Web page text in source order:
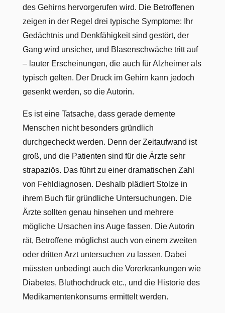
des Gehirns hervorgerufen wird. Die Betroffenen
zeigen in der Regel drei typische Symptome: Ihr
Gedächtnis und Denkfähigkeit sind gestört, der
Gang wird unsicher, und Blasenschwäche tritt auf
– lauter Erscheinungen, die auch für Alzheimer als
typisch gelten. Der Druck im Gehirn kann jedoch
gesenkt werden, so die Autorin.
Es ist eine Tatsache, dass gerade demente
Menschen nicht besonders gründlich
durchgecheckt werden. Denn der Zeitaufwand ist
groß, und die Patienten sind für die Ärzte sehr
strapaziös. Das führt zu einer dramatischen Zahl
von Fehldiagnosen. Deshalb plädiert Stolze in
ihrem Buch für gründliche Untersuchungen. Die
Ärzte sollten genau hinsehen und mehrere
mögliche Ursachen ins Auge fassen. Die Autorin
rät, Betroffene möglichst auch von einem zweiten
oder dritten Arzt untersuchen zu lassen. Dabei
müssten unbedingt auch die Vorerkrankungen wie
Diabetes, Bluthochdruck etc., und die Historie des
Medikamentenkonsums ermittelt werden.